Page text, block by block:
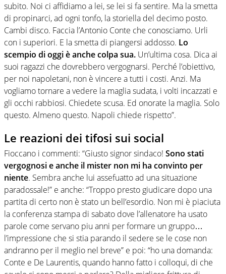
subito. Noi ci affidiamo a lei, se lei si fa sentire. Ma la smetta
di propinarci, ad ogni tonfo, la storiella del decimo posto.
Cambi disco. Faccia l’Antonio Conte che conosciamo. Urli
con i superiori. E la smetta di piangersi addosso. Lo
scempio di oggi è anche colpa sua. Un’ultima cosa. Dica ai
suoi ragazzi che dovrebbero vergognarsi. Perché l’obiettivo,
per noi napoletani, non è vincere a tutti i costi. Anzi. Ma
vogliamo tornare a vedere la maglia sudata, i volti incazzati e
gli occhi rabbiosi. Chiedete scusa. Ed onorate la maglia. Solo
questo. Almeno questo. Napoli chiede rispetto”.
Le reazioni dei tifosi sui social
Fioccano i commenti: “Giusto signor sindaco! Sono stati
vergognosi e anche il mister non mi ha convinto per
niente. Sembra anche lui assefuatto ad una situazione
paradossale!” e anche: “Troppo presto giudicare dopo una
partita di certo non è stato un bell’esordio. Non mi è piaciuta
la conferenza stampa di sabato dove l’allenatore ha usato
parole come servano piu anni per formare un gruppo…
l’impressione che si stia parando il sedere se le cose non
andranno per il meglio nel breve” e poi: “ho una domanda:
Conte e De Laurentis, quando hanno fatto i colloqui, di che